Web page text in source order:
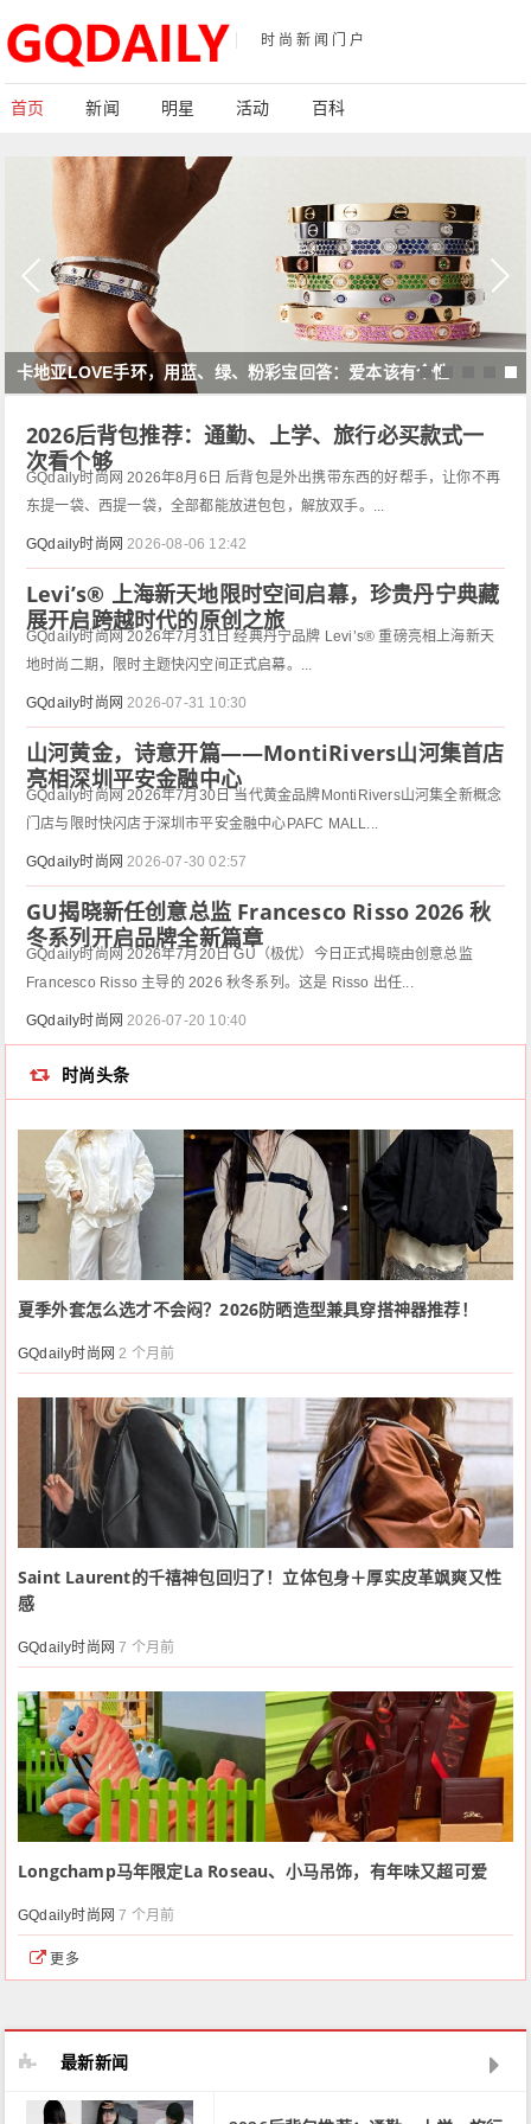
时尚新闻门户
首页 新闻 明星 活动 百科
卡地亚LOVE手环，用蓝、绿、粉彩宝回答：爱本该有个性
2026后背包推荐：通勤、上学、旅行必买款式一
次看个够
GQdaily时尚网 2026年8月6日 后背包是外出携带东西的好帮手，让你不再
东提一袋、西提一袋，全部都能放进包包，解放双手。...
GQdaily时尚网2026-08-06 12:42
Levi’s® 上海新天地限时空间启幕，珍贵丹宁典藏
展开启跨越时代的原创之旅
GQdaily时尚网 2026年7月31日 经典丹宁品牌 Levi’s® 重磅亮相上海新天
地时尚二期，限时主题快闪空间正式启幕。...
GQdaily时尚网2026-07-31 10:30
山河黄金，诗意开篇——MontiRivers山河集首店
亮相深圳平安金融中心
GQdaily时尚网 2026年7月30日 当代黄金品牌MontiRivers山河集全新概念
门店与限时快闪店于深圳市平安金融中心PAFC MALL...
GQdaily时尚网2026-07-30 02:57
GU揭晓新任创意总监 Francesco Risso 2026 秋
冬系列开启品牌全新篇章
GQdaily时尚网 2026年7月20日 GU（极优）今日正式揭晓由创意总监
Francesco Risso 主导的 2026 秋冬系列。这是 Risso 出任...
GQdaily时尚网2026-07-20 10:40
时尚头条
夏季外套怎么选才不会闷？2026防晒造型兼具穿搭神器推荐！
GQdaily时尚网2 个月前
Saint Laurent的千禧神包回归了！立体包身＋厚实皮革飒爽又性
感
GQdaily时尚网7 个月前
Longchamp马年限定La Roseau、小马吊饰，有年味又超可爱
GQdaily时尚网7 个月前
更多
最新新闻